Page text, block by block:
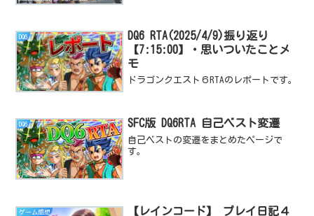
DQ6
DQ6 RTA(2025/4/9)振り返り
【7:15:00】・思いついたことメ
モ
ドラゴンクエスト６RTAのレポートです。
DQ6 SFC版 DQ6RTA 自己ベスト変遷
自己ベストの変遷をまとめたページで
す。
ゲーム感想
【レインコード】 プレイ日記４